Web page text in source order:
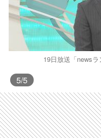
19日放送「news
5/5